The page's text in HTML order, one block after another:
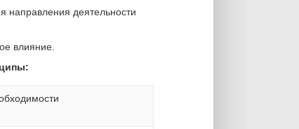
направления деятельности
влияние.